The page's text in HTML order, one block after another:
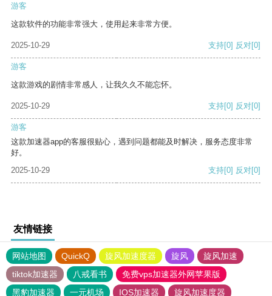
游客
这款软件的功能非常强大，使用起来非常方便。
2025-10-29 支持[0] 反对[0]
游客
这款游戏的剧情非常感人，让我久久不能忘怀。
2025-10-29 支持[0] 反对[0]
游客
这款加速器app的客服很贴心，遇到问题都能及时解决，服务态度非常
好。
2025-10-29
支持[0] 反对[0]
友情链接
网站地图 QuickQ 旋风加速度器 旋风
旋风加速
tiktok加速器
八戒看书
免费vps加速器外网苹果版
黑豹加速器
一元机场 IOS加速器 旋风加速度器